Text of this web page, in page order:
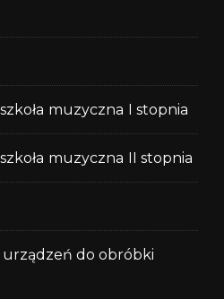
muzyczna I stopnia
muzyczna II stopnia
do obróbki